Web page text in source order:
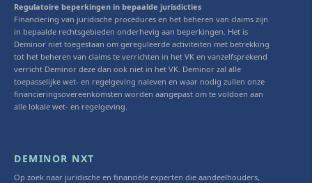
Regulatoire beperkingen in bepaalde jurisdicties
Financiering van juridische procedures en het beheren van claims zijn
in bepaalde rechtsgebieden onderhevig aan beperkingen. Het is
Deminor niet toegestaan om gereguleerde activiteiten met betrekking
tot het beheren van claims te verrichten in het VK en vanzelfsprekend
verricht Deminor deze dan ook niet in het VK. Deminor zal alle
toepasselijke wet- en regelgeving naleven en waar nodig zullen onze
financieringsovereenkomsten worden aangepast om te voldoen aan
alle lokale wet- en regelgeving.
DEMINOR NXT
Op zoek naar juridische en financiële experten die aandeelhouders,